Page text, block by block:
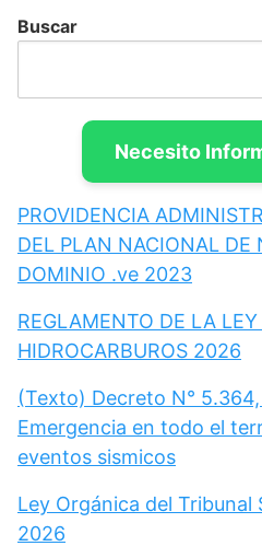
Buscar
Necesito
PROVIDENCIA
DEL PLAN NACIONAL DE
DOMINIO .ve 2023
REGLAMENTO DE LA
HIDROCARBUROS 2026
(Texto) Decreto N°
Emergencia en todo el
eventos sismicos
Ley Orgánica del Tribunal
2026